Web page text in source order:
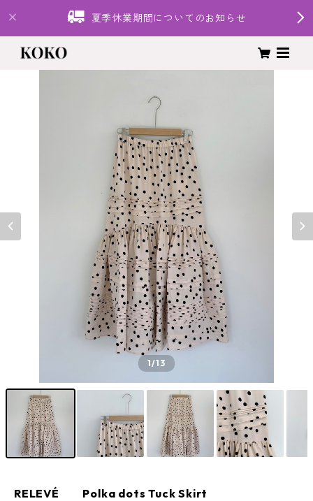
夏季休業期間についてのお知らせ
1/13
RELEVÉ Polka dots Tuck Skirt